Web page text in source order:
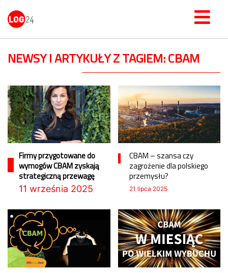
NEWSY I ARTYKUŁY Z TAGIEM: CBAM
Firmy przygotowane do
wymogów CBAM zyskają
strategiczną przewagę
11 września 2025
CBAM – szansa czy
zagrożenie dla polskiego
przemysłu?
21 lipca 2025